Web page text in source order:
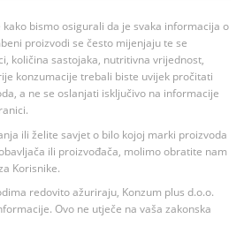
bismo osigurali da je svaka informacija o
proizvodi se često mijenjaju te se
količina sastojaka, nutritivna vrijednost,
konzumacije trebali biste uvijek pročitati
a ne se oslanjati isključivo na informacije
ili želite savjet o bilo kojoj marki proizvoda
ili proizvođača, molimo obratite nam
Korisnike.
redovito ažuriraju, Konzum plus d.o.o.
Ovo ne utječe na vaša zakonska